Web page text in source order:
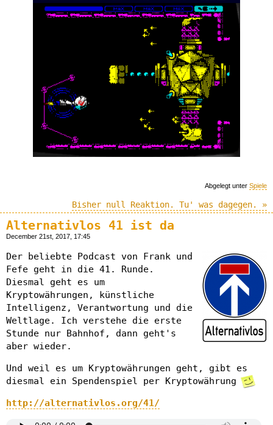
Abgelegt unter Spiele
Bisher null Reaktion. Tu' was dagegen. »
Alternativlos 41 ist da
December 21st, 2017, 17:45
Der beliebte Podcast von Frank und
Fefe geht in die 41. Runde.
Diesmal geht es um
Kryptowährungen, künstliche
Intelligenz, Verantwortung und die
Weltlage. Ich verstehe die erste
Stunde nur Bahnhof, dann geht's
aber wieder.
Und weil es um Kryptowährungen geht, gibt es
diesmal ein Spendenspiel per Kryptowährung
http://alternativlos.org/41/